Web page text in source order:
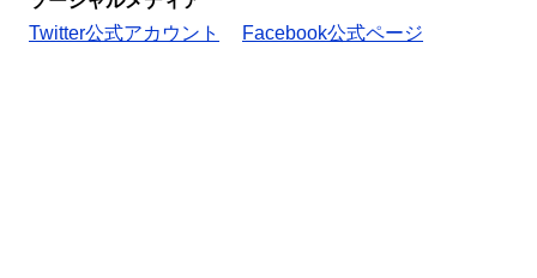
Twitter公式アカウント
Facebook公式ページ